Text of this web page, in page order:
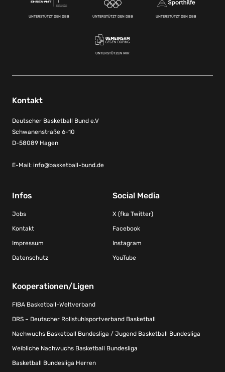
UNTERSTÜTZT DEN DBB UNTERSTÜTZT DEN DBB UNTERSTÜTZT DEN DBB
UNTERSTÜTZEN WIR
Kontakt
Deutscher Basketball Bund e.V
Schwanenstraße 6-10
D-58089 Hagen
E-Mail: info@basketball-bund.de
Infos
Jobs
Kontakt
Impressum
Datenschutz
Social Media
X (fka Twitter)
Facebook
Instagram
YouTube
Kooperationen/Ligen
FIBA Basketball-Weltverband
DRS – Deutscher Rollstuhlsportverband Basketball
Nachwuchs Basketball Bundesliga / Jugend Basketball Bundesliga
Weibliche Nachwuchs Basketball Bundesliga
Basketball Bundesliga Herren